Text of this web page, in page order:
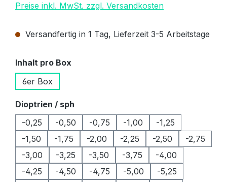
Preise inkl. MwSt. zzgl. Versandkosten
Versandfertig in 1 Tag, Lieferzeit 3-5 Arbeitstage
Inhalt pro Box
6er Box
Dioptrien / sph
-0,25
-0,50 -0,75 -1,00
-1,25
-1,50
-1,75 -2,00 -2,25 -2,50
-2,75
-3,00
-3,25 -3,50 -3,75
-4,00
-4,25
-4,50 -4,75 -5,00
-5,25